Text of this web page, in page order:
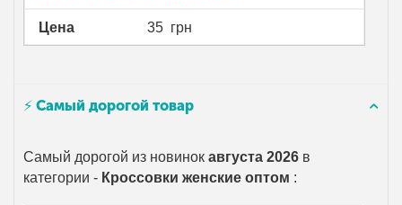
Цена 35 грн
⚡ Самый дорогой товар
Самый дорогой из новинокавгуста 2026 в
категории - Кроссовки женские оптом :